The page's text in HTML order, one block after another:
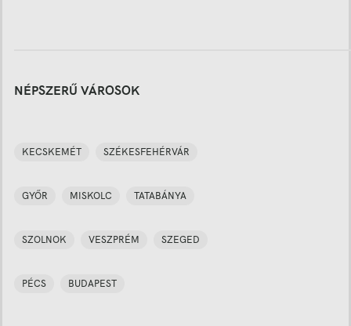
NÉPSZERŰ VÁROSOK
KECSKEMÉT SZÉKESFEHÉRVÁR
GYŐR MISKOLC TATABÁNYA
SZOLNOK VESZPRÉM SZEGED
PÉCS BUDAPEST